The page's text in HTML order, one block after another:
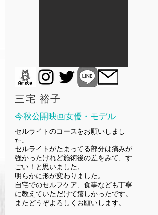
三宅 裕子
今秋公開映画女優・モデル
セルライトのコースをお願いしまし
た。
セルライトがたまってる部分は痛みが
強かったけれど施術後の差をみて、す
ごい！と思いました。
明らかに形が変わりました。
自宅でのセルフケア、食事なども丁寧
に教えていただけて嬉しかったです。
またどうぞよろしくお願いします。